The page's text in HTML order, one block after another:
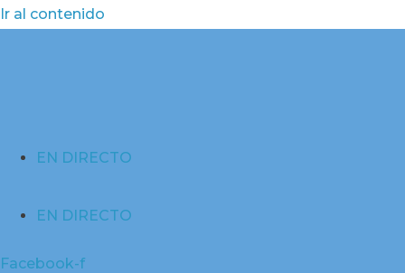
Ir al contenido
EN DIRECTO
EN DIRECTO
Facebook-f